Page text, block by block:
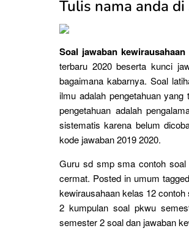
Tulis nama anda
Soal jawaban kewirausahaan
terbaru 2020 beserta kunci
bagaimana kabarnya. Soal
ilmu adalah pengetahuan
pengetahuan adalah
sistematis karena belum
kode jawaban 2019 2020.
Guru sd smp sma contoh
cermat. Posted in umum
kewirausahaan kelas 12
2 kumpulan soal pkwu
semester 2 soal dan jawaban